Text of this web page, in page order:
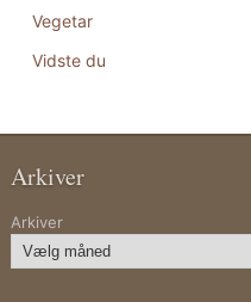
Vegetar
Vidste du
Arkiver
Arkiver